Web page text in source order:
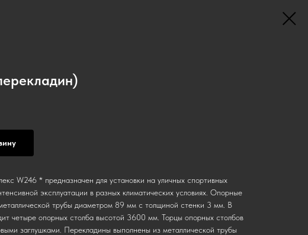
W246 * предназначен для установки на уличных спортивных
эксплуатации в разных климатических условиях. Опорные
трубы диаметром 89 мм с толщиной стенки 3 мм. В
четыре опорных столба высотой 3600 мм. Торцы опорных столбов
заглушками. Перекладины выполнены из металлической трубы